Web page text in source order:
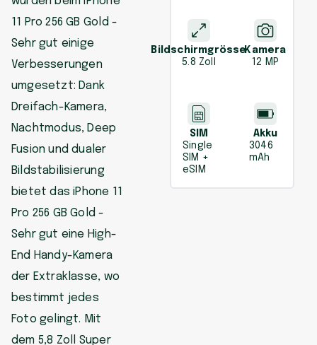
11 Pro 256 GB Gold -
Sehr gut einige
Verbesserungen
umgesetzt: Dank
Dreifach-Kamera,
Nachtmodus, Deep
Fusion und dualer
Bildstabilisierung
bietet das iPhone 11
Pro 256 GB Gold -
Sehr gut eine High-
End Handy-Kamera
der Extraklasse, wo
bestimmt jedes
Foto gelingt. Mit
dem 5,8 Zoll Super
Bildschirmgrösse
5.8 Zoll
Kamera
12 MP
SIM
Single
SIM +
eSIM
Akku
3046
mAh